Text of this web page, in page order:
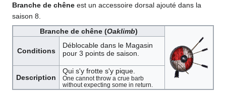
Branche de chêne est un accessoire dorsal ajouté dans la
saison 8.
Branche de chêne (Oaklimb)
Conditions
Déblocable dans le Magasin
pour 3 points de saison.
Description
Qui s'y frotte s'y pique.
One cannot throw a crue barb
without expecting some in return.